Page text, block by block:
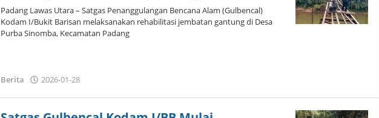
Padang Lawas Utara – Satgas Penanggulangan Bencana Alam (Gulbencal)
Kodam I/Bukit Barisan melaksanakan rehabilitasi jembatan gantung di Desa
Purba Sinomba, Kecamatan Padang
Berita 2026-01-28